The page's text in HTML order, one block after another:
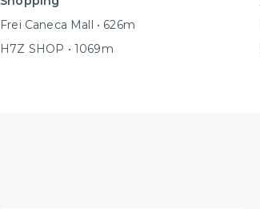
Frei Caneca Mall • 626m
H7Z SHOP • 1069m